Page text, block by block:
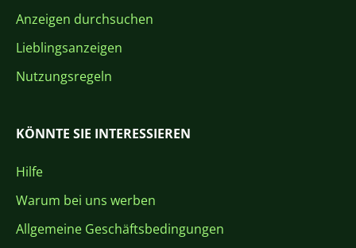
Anzeigen durchsuchen
Lieblingsanzeigen
Nutzungsregeln
KÖNNTE SIE INTERESSIEREN
Hilfe
Warum bei uns werben
Allgemeine Geschäftsbedingungen